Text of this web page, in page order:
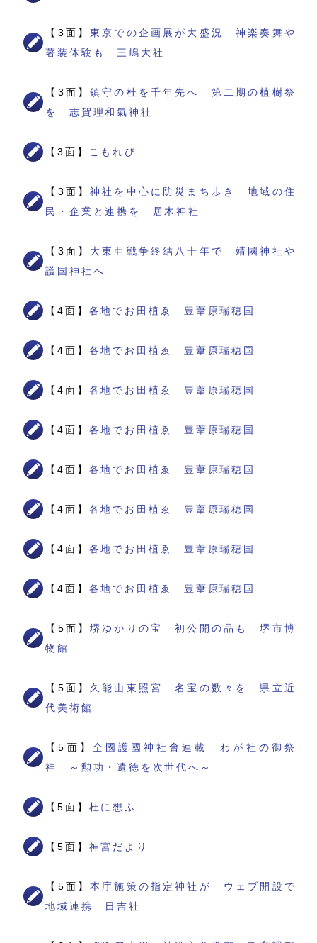
【3面】東京での企画展が大盛況 神楽奏舞や
著装体験も 三嶋大社
【3面】鎮守の杜を千年先へ 第二期の植樹祭
を 志賀理和氣神社
【3面】 こもれび
【3面】神社を中心に防災まち歩き 地域の住
民・企業と連携を 居木神社
【3面】 大東亜戦争終結八十年で 靖國神社や
護国神社へ
【4面】 各地でお田植ゑ 豊葦原瑞穂国
【4面】 各地でお田植ゑ 豊葦原瑞穂国
【4面】 各地でお田植ゑ 豊葦原瑞穂国
【4面】 各地でお田植ゑ 豊葦原瑞穂国
【4面】 各地でお田植ゑ 豊葦原瑞穂国
【4面】 各地でお田植ゑ 豊葦原瑞穂国
【4面】 各地でお田植ゑ 豊葦原瑞穂国
【4面】 各地でお田植ゑ 豊葦原瑞穂国
【5面】堺ゆかりの宝 初公開の品も 堺市博
物館
【5面】 久能山東照宮 名宝の数々を 県立近
代美術館
【5面】 全國護國神社會連載 わが社の御祭
神 ～勲功・遺徳を次世代へ～
【5面】 杜に想ふ
【5面】 神宮だより
【5面】本庁施策の指定神社が ウェブ開設で
地域連携 日吉社